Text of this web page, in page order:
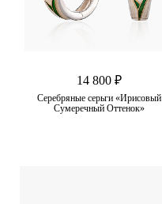
14 800 ₽
Серебряные серьги «Ирисовый
Сумеречный Оттенок»